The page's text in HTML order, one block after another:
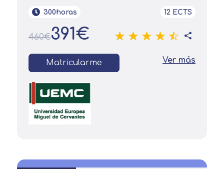
300horas 12 ECTS
460€391€
Matricularme Ver más